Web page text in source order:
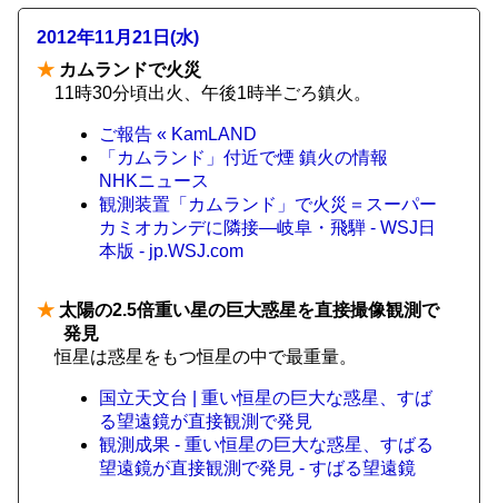
2012年11月21日(水)
★ カムランドで火災
11時30分頃出火、午後1時半ごろ鎮火。
ご報告 « KamLAND
「カムランド」付近で煙 鎮火の情報
NHKニュース
観測装置「カムランド」で火災＝スーパー
カミオカンデに隣接―岐阜・飛騨 - WSJ日
本版 - jp.WSJ.com
★ 太陽の2.5倍重い星の巨大惑星を直接撮像観測で
発見
恒星は惑星をもつ恒星の中で最重量。
国立天文台 | 重い恒星の巨大な惑星、すば
る望遠鏡が直接観測で発見
観測成果 - 重い恒星の巨大な惑星、すばる
望遠鏡が直接観測で発見 - すばる望遠鏡